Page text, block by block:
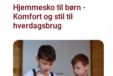
Hjemmesko til børn -
Komfort og stil til
hverdagsbrug